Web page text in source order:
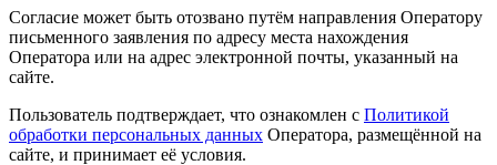
Согласие может быть отозвано путём направления Оператору
письменного заявления по адресу места нахождения
Оператора или на адрес электронной почты, указанный на
сайте.
Пользователь подтверждает, что ознакомлен с Политикой
обработки персональных данных Оператора, размещённой на
сайте, и принимает её условия.